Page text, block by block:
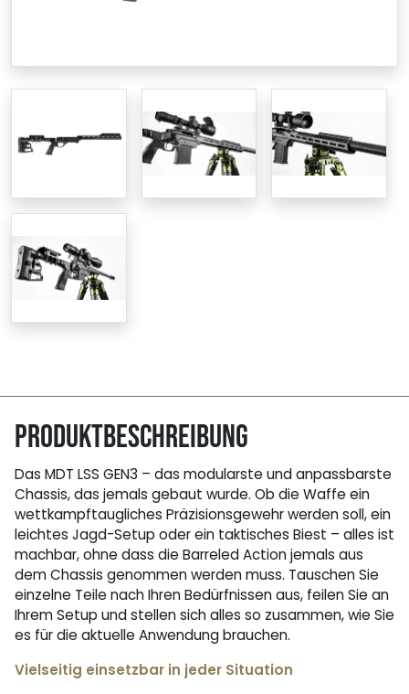
Produktbeschreibung
Das MDT LSS GEN3 – das modularste und anpassbarste
Chassis, das jemals gebaut wurde. Ob die Waffe ein
wettkampftaugliches Präzisionsgewehr werden soll, ein
leichtes Jagd-Setup oder ein taktisches Biest – alles ist
machbar, ohne dass die Barreled Action jemals aus
dem Chassis genommen werden muss. Tauschen Sie
einzelne Teile nach Ihren Bedürfnissen aus, feilen Sie an
Ihrem Setup und stellen sich alles so zusammen, wie Sie
es für die aktuelle Anwendung brauchen.
Vielseitig einsetzbar in jeder Situation